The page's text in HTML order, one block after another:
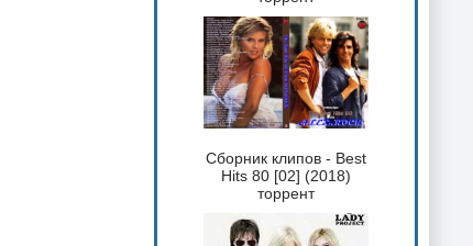
Сборник клипов - Best
Hits 80 [02] (2018)
торрент